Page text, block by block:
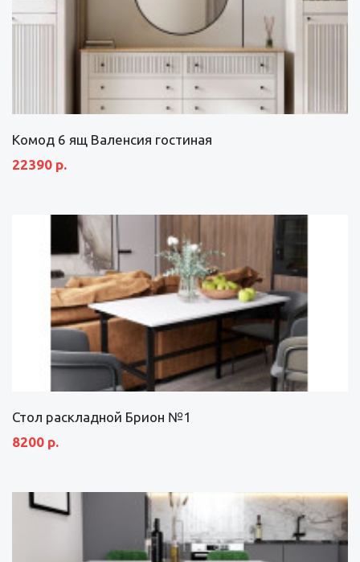
Комод 6 ящ Валенсия гостиная
22390 р.
Стол раскладной Брион №1
8200 р.